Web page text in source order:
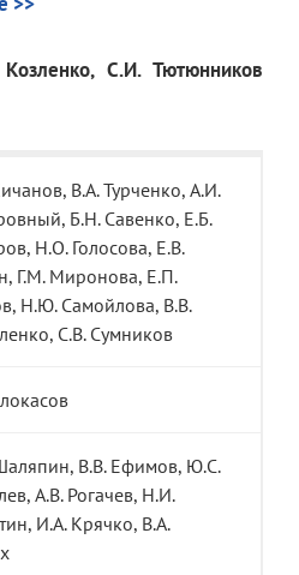
С.И. Тютюнников
В.A. Турченко, A.И.
Б.Н. Савенко, E.Б.
Н.O. Голосова, E.В.
Г.M. Миронова, E.П.
Н.Ю. Самойлова, В.В.
С.В. Сумников
В.В. Ефимов, Ю.С.
A.В. Рогачев, Н.И.
И.A. Крячко, В.A.